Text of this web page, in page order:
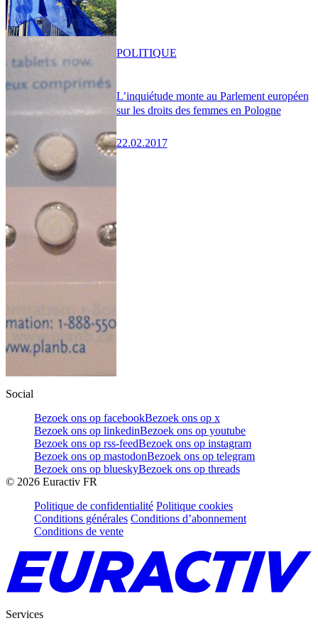
L’inquiétude monte au Parlement européen
sur les droits des femmes en Pologne
22.02.2017
POLITIQUE
Social
Bezoek ons op facebookBezoek ons op x
Bezoek ons op linkedinBezoek ons op youtube
Bezoek ons op rss-feedBezoek ons op instagram
Bezoek ons op mastodonBezoek ons op telegram
Bezoek ons op blueskyBezoek ons op threads
© 2026 Euractiv FR
Politique de confidentialité Politique cookies
Conditions générales Conditions d’abonnement
Conditions de vente
Services